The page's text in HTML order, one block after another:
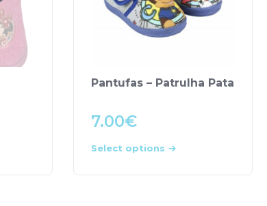
Pantufas – Patrulha Pata
7.00€
Select options